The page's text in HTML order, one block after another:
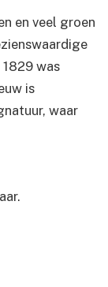
en veel groen
was
is
waar